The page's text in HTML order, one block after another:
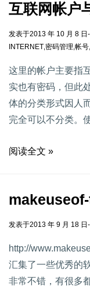
互联网帐户
发表于2013 年 10 月 8 日 -
INTERNET,密码管理,帐号,
这里的帐户主要指
实也有密码，但此
体的分类形式因人
完全可以不分类。
阅读全文 »
发表于2013 年 9 月 18 日 -
http://
汇集了一些优秀的
非常不错，有很多